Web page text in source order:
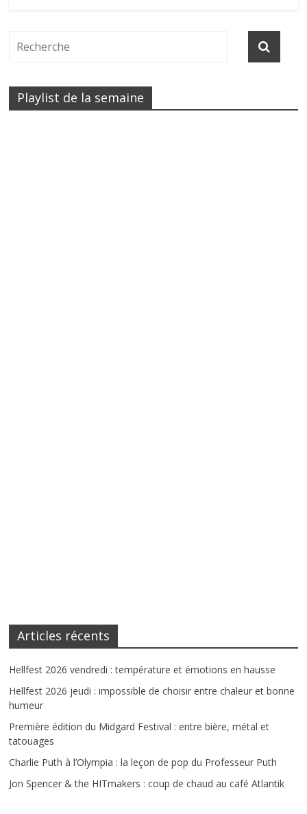
Playlist de la semaine
Articles récents
Hellfest 2026 vendredi : température et émotions en hausse
Hellfest 2026 jeudi : impossible de choisir entre chaleur et bonne
humeur
Première édition du Midgard Festival : entre bière, métal et
tatouages
Charlie Puth à l’Olympia : la leçon de pop du Professeur Puth
Jon Spencer & the HITmakers : coup de chaud au café Atlantik